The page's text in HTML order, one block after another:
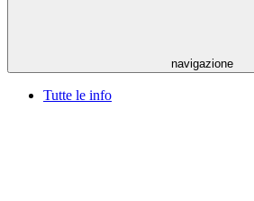
navigazione
Tutte le info